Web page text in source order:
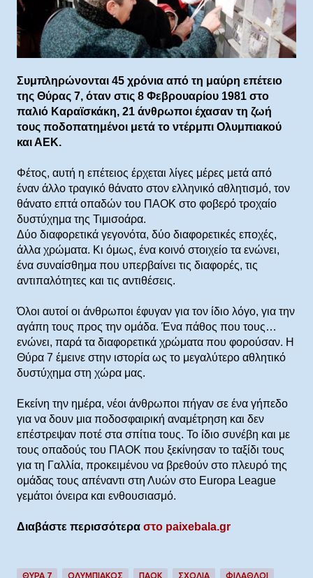
Συμπληρώνονται 45 χρόνια από τη μαύρη επέτειο
της Θύρας 7, όταν στις 8 Φεβρουαρίου 1981 στο
παλιό Καραϊσκάκη, 21 άνθρωποι έχασαν τη ζωή
τους ποδοπατημένοι μετά το ντέρμπι Ολυμπιακού
και ΑΕΚ.
Φέτος, αυτή η επέτειος έρχεται λίγες μέρες μετά από
έναν άλλο τραγικό θάνατο στον ελληνικό αθλητισμό, τον
θάνατο επτά οπαδών του ΠΑΟΚ στο φοβερό τροχαίο
δυστύχημα της Τιμισοάρα.
Δύο διαφορετικά γεγονότα, δύο διαφορετικές εποχές,
άλλα χρώματα. Κι όμως, ένα κοινό στοιχείο τα ενώνει,
ένα συναίσθημα που υπερβαίνει τις διαφορές, τις
αντιπαλότητες και τις αντιθέσεις.
Όλοι αυτοί οι άνθρωποι έφυγαν για τον ίδιο λόγο, για την
αγάπη τους προς την ομάδα. Ένα πάθος που τους…
ενώνει, παρά τα διαφορετικά χρώματα που φορούσαν. Η
Θύρα 7 έμεινε στην ιστορία ως το μεγαλύτερο αθλητικό
δυστύχημα στη χώρα μας.
Εκείνη την ημέρα, νέοι άνθρωποι πήγαν σε ένα γήπεδο
για να δουν μια ποδοσφαιρική αναμέτρηση και δεν
επέστρεψαν ποτέ στα σπίτια τους. Το ίδιο συνέβη και με
τους οπαδούς του ΠΑΟΚ που ξεκίνησαν το ταξίδι τους
για τη Γαλλία, προκειμένου να βρεθούν στο πλευρό της
ομάδας τους απέναντι στη Λυών στο Europa League
γεμάτοι όνειρα και ενθουσιασμό.
Διαβάστε περισσότερα στο paixebala.gr
ΘΥΡΑ 7 ΟΛΥΜΠΙΑΚΟΣ ΠΑΟΚ ΣΧΌΛΙΑ ΦΙΛΑΘΛΟΙ